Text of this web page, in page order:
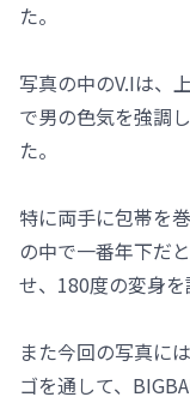
た。
写真の中のV.Iは、
で男の色気を強調
た。
特に両手に包帯を
の中で一番年下だ
せ、180度の変身を
また今回の写真に
ゴを通して、